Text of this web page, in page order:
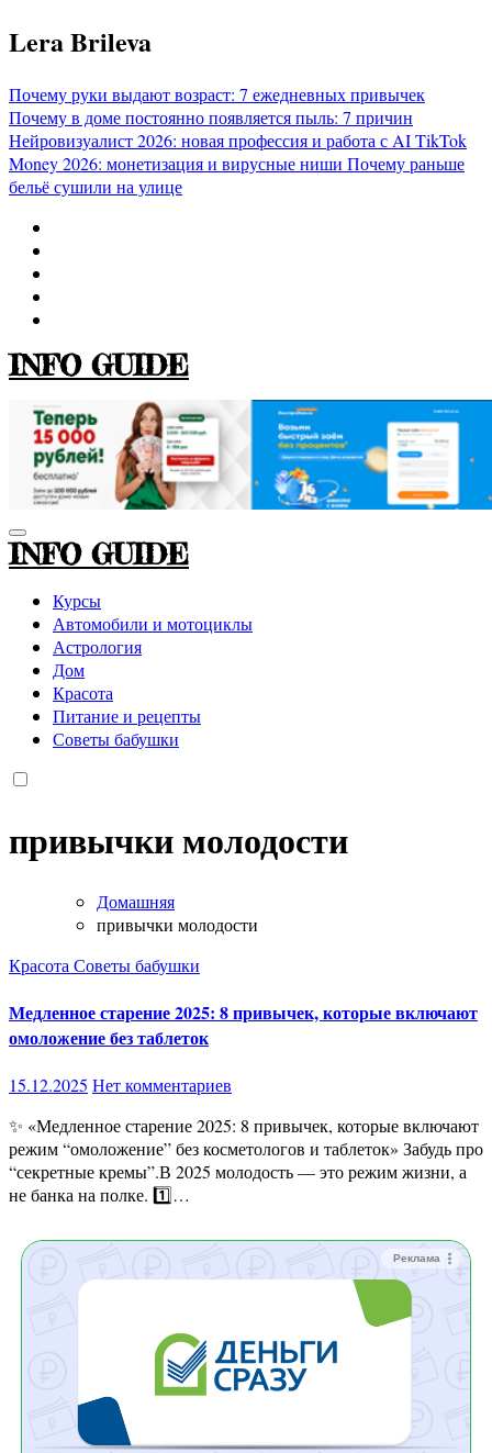
Перейти
к
Lera Brileva
Почему руки выдают возраст: 7 ежедневных привычек
Почему в доме постоянно появляется пыль: 7 причин
Нейровизуалист 2026: новая профессия и работа с AITikTok
Money 2026: монетизация и вирусные ниши Почему раньше
бельё сушили на улице
INFO GUIDE
INFO GUIDE
Курсы
Автомобили и мотоциклы
Астрология
Дом
Красота
Питание и рецепты
Советы бабушки
привычки молодости
Домашняя
привычки молодости
Красота Советы бабушки
Медленное старение 2025: 8 привычек, которые включают
омоложение без таблеток
15.12.2025 Нет комментариев
✨ «Медленное старение 2025: 8 привычек, которые включают
режим “омоложение” без косметологов и таблеток» Забудь про
“секретные кремы”.В 2025 молодость — это режим жизни, а
не банка на полке. 1️⃣…
Реклама